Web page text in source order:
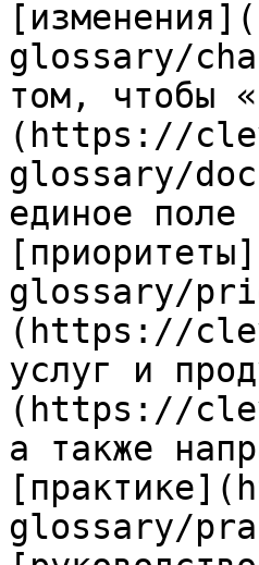
glossary/
том, чтобы
(https://
glossary/
единое поле
glossary/
(https://
услуг и
(https://
а также
glossary/